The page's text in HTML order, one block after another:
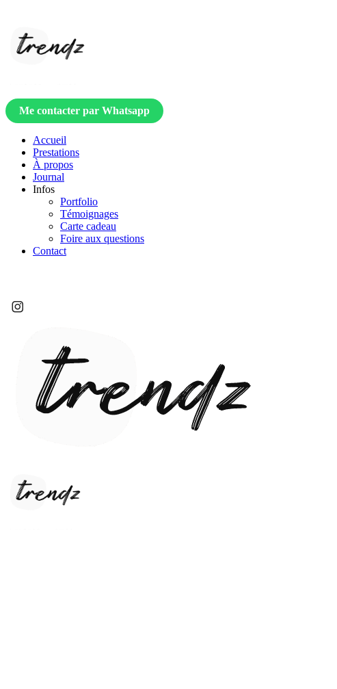
Me contacter par Whatsapp
Accueil
Prestations
À propos
Journal
Infos
Portfolio
Témoignages
Carte cadeau
Foire aux questions
Contact